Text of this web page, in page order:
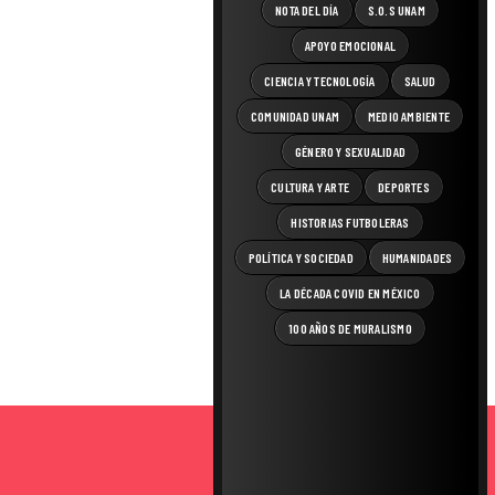
NOTA DEL DÍA S.O.S UNAM
APOYO EMOCIONAL
CIENCIA Y TECNOLOGÍA SALUD
COMUNIDAD UNAM MEDIO AMBIENTE
GÉNERO Y SEXUALIDAD
CULTURA Y ARTE DEPORTES
HISTORIAS FUTBOLERAS
POLÍTICA Y SOCIEDAD HUMANIDADES
LA DÉCADA COVID EN MÉXICO
100 AÑOS DE MURALISMO